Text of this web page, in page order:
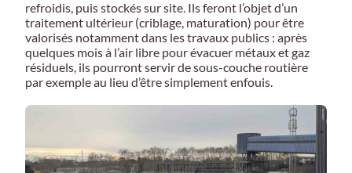
refroidis, puis stockés sur site. Ils feront l’objet d’un
traitement ultérieur (criblage, maturation) pour être
valorisés notamment dans les travaux publics : après
quelques mois à l’air libre pour évacuer métaux et gaz
résiduels, ils pourront servir de sous-couche routière
par exemple au lieu d’être simplement enfouis.